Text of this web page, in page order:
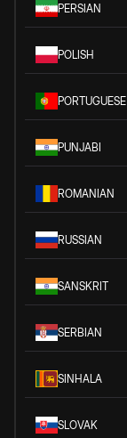
PERSIAN
POLISH
PORTUGUESE
PUNJABI
ROMANIAN
RUSSIAN
SANSKRIT
SERBIAN
SINHALA
SLOVAK